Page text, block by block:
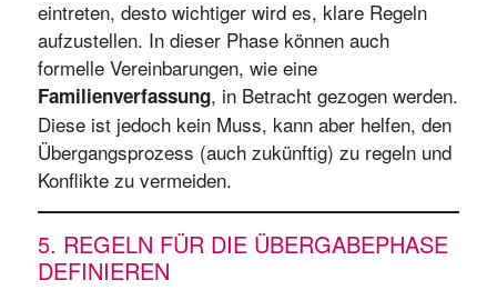
eintreten, desto wichtiger wird es, klare Regeln
aufzustellen. In dieser Phase können auch
formelle Vereinbarungen, wie eine
Familienverfassung, in Betracht gezogen werden.
Diese ist jedoch kein Muss, kann aber helfen, den
Übergangsprozess (auch zukünftig) zu regeln und
Konflikte zu vermeiden.
5. REGELN FÜR DIE ÜBERGABEPHASE
DEFINIEREN